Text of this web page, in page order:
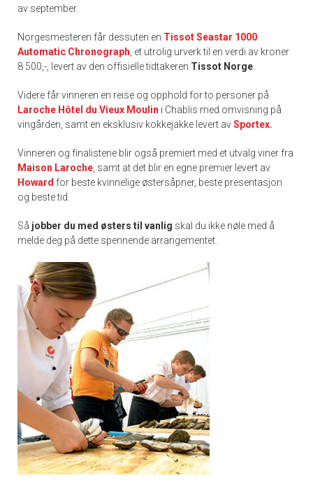
av september.
Norgesmesteren får dessuten en Tissot Seastar 1000
Automatic Chronograph , et utrolig urverk til en verdi av kroner
8 500,-, levert av den offisielle tidtakeren Tissot Norge
Videre får vinneren en reise og opphold for to personer på
Laroche Hôtel du Vieux Moulin i Chablis med omvisning på
vingården, samt en eksklusiv kokkejakke levert avSportex.
Vinneren og finalistene blir også premiert med et utvalg viner fra
Maison Laroche , samt at det blir en egne premier levert av
Howard for beste kvinnelige østersåpner, beste presentasjon
og beste tid.
Så jobber du med østers til vanlig skal du ikke nøle med å
melde deg på dette spennende arrangementet.